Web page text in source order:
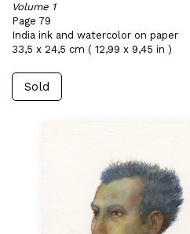
Volume 1
Page 79
India ink and watercolor on paper
33,5 x 24,5 cm ( 12,99 x 9,45 in )
Sold